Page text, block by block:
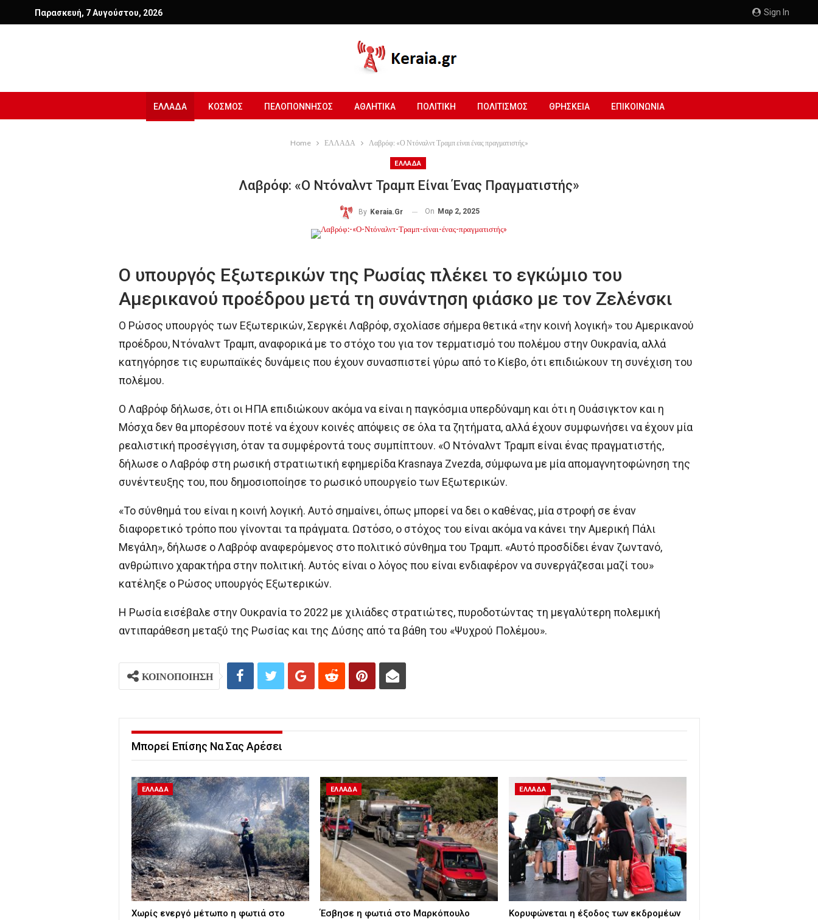
Sign In
Παρασκευή, 7 Αυγούστου, 2026
ΕΛΛΑΔΑ ΚΟΣΜΟΣ ΠΕΛΟΠΟΝΝΗΣΟΣ ΑΘΛΗΤΙΚΑ ΠΟΛΙΤΙΚΗ ΠΟΛΙΤΙΣΜΟΣ ΘΡΗΣΚΕΙΑ ΕΠΙΚΟΙΝΩΝΙΑ
Home ΕΛΛΑΔΑ Λαβρόφ: «Ο Ντόναλντ Τραμπ είναι ένας πραγματιστής»
ΕΛΛΑΔΑ
Λαβρόφ: «Ο Ντόναλντ Τραμπ Είναι Ένας Πραγματιστής»
By Keraia.gr On Μαρ 2, 2025
Ο υπουργός Εξωτερικών της Ρωσίας πλέκει το εγκώμιο του
Αμερικανού προέδρου μετά τη συνάντηση φιάσκο με τον Ζελένσκι
Ο Ρώσος υπουργός των Εξωτερικών, Σεργκέι Λαβρόφ, σχολίασε σήμερα θετικά «την κοινή λογική» του Αμερικανού
προέδρου, Ντόναλντ Τραμπ, αναφορικά με το στόχο του για τον τερματισμό του πολέμου στην Ουκρανία, αλλά
κατηγόρησε τις ευρωπαϊκές δυνάμεις που έχουν συνασπιστεί γύρω από το Κίεβο, ότι επιδιώκουν τη συνέχιση του
πολέμου.
Ο Λαβρόφ δήλωσε, ότι οι ΗΠΑ επιδιώκουν ακόμα να είναι η παγκόσμια υπερδύναμη και ότι η Ουάσιγκτον και η
Μόσχα δεν θα μπορέσουν ποτέ να έχουν κοινές απόψεις σε όλα τα ζητήματα, αλλά έχουν συμφωνήσει να έχουν μία
ρεαλιστική προσέγγιση, όταν τα συμφέροντά τους συμπίπτουν. «Ο Ντόναλντ Τραμπ είναι ένας πραγματιστής,
δήλωσε ο Λαβρόφ στη ρωσική στρατιωτική εφημερίδα Krasnaya Zvezda, σύμφωνα με μία απομαγνητοφώνηση της
συνέντευξης του, που δημοσιοποίησε το ρωσικό υπουργείο των Εξωτερικών.
«Το σύνθημά του είναι η κοινή λογική. Αυτό σημαίνει, όπως μπορεί να δει ο καθένας, μία στροφή σε έναν
διαφορετικό τρόπο που γίνονται τα πράγματα. Ωστόσο, ο στόχος του είναι ακόμα να κάνει την Αμερική Πάλι
Μεγάλη», δήλωσε ο Λαβρόφ αναφερόμενος στο πολιτικό σύνθημα του Τραμπ. «Αυτό προσδίδει έναν ζωντανό,
ανθρώπινο χαρακτήρα στην πολιτική. Αυτός είναι ο λόγος που είναι ενδιαφέρον να συνεργάζεσαι μαζί του»
κατέληξε ο Ρώσος υπουργός Εξωτερικών.
Η Ρωσία εισέβαλε στην Ουκρανία το 2022 με χιλιάδες στρατιώτες, πυροδοτώντας τη μεγαλύτερη πολεμική
αντιπαράθεση μεταξύ της Ρωσίας και της Δύσης από τα βάθη του «Ψυχρού Πολέμου».
ΚΟΙΝΟΠΟΙΗΣΗ
Μπορεί Επίσης Να Σας Αρέσει
ΕΛΛΑΔΑ
Χωρίς ενεργό μέτωπο η φωτιά στο
ΕΛΛΑΔΑ
Έσβησε η φωτιά στο Μαρκόπουλο
ΕΛΛΑΔΑ
Κορυφώνεται η έξοδος των εκδρομέων